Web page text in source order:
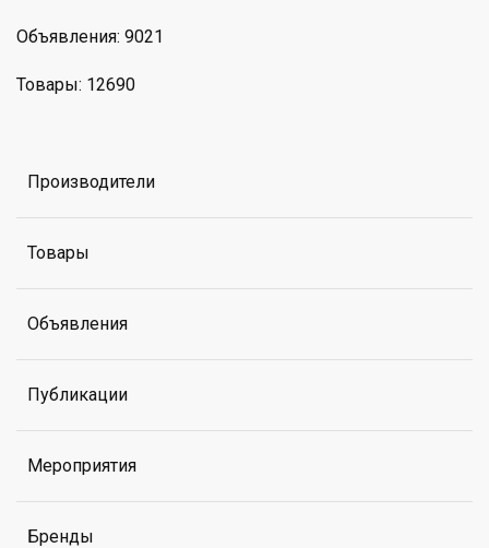
Объявления: 9021
Товары: 12690
Производители
Товары
Объявления
Публикации
Мероприятия
Бренды